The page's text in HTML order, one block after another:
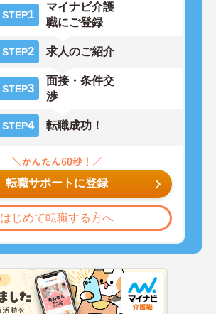
STEP1
マイナビ介護
職にご登録
STEP2 求人のご紹介
STEP3
面接・条件交
渉
STEP4 転職成功！
転職サポートに登録
はじめて転職する方へ